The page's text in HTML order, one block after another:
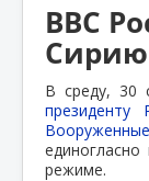
ВВС
Сирию
В среду, 30
президенту
режиме.